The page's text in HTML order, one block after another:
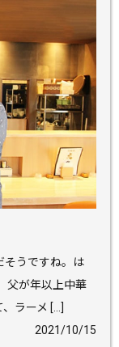
うですね。は
父が年以上中華
ラーメ […]
2021/10/15